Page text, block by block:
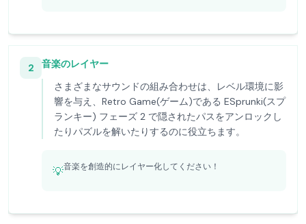
2
音楽のレイヤー
さまざまなサウンドの組み合わせは、レベル環境に影
響を与え、Retro Game(ゲーム)である ESprunki(スプ
ランキー) フェーズ 2 で隠されたパスをアンロックし
たりパズルを解いたりするのに役立ちます。
💡音楽を創造的にレイヤー化してください！